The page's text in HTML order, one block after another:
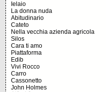
Ielaio
La donna nuda
Abitudinario
Cateto
Nella vecchia azienda agricola
Silos
Cara ti amo
Piattaforma
Edib
Vivi Rocco
Carro
Cassonetto
John Holmes